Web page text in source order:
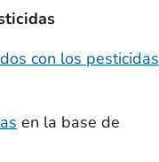
con los pesticidas
en la base de